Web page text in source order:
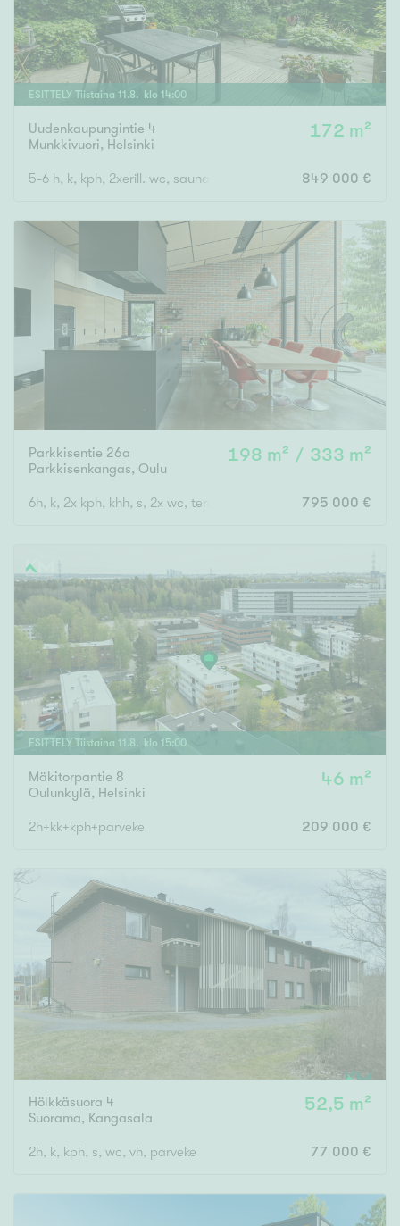
ESITTELY Tiistaina 11 .8. klo 14:00
Uudenkaupungintie 4
Munkkivuori, Helsinki
172 m²
5-6 h, k, kph, 2xerill. wc, saunaos. Piha, parveke,849 000 €
Parkkisentie 26a
Parkkisenkangas, Oulu
198 m² / 333 m²
6h, k, 2x kph, khh, s, 2x wc, terassi + uima-allas795 000 €
ESITTELY Tiistaina 11 . 8 . klo 15:00
Mäkitorpantie 8
Oulunkylä, Helsinki
46 m²
2h+kk+kph+parveke 209 000 €
Hölkkäsuora 4
Suorama, Kangasala
52,5 m²
2h, k, kph, s, wc, vh, parveke 77 000 €